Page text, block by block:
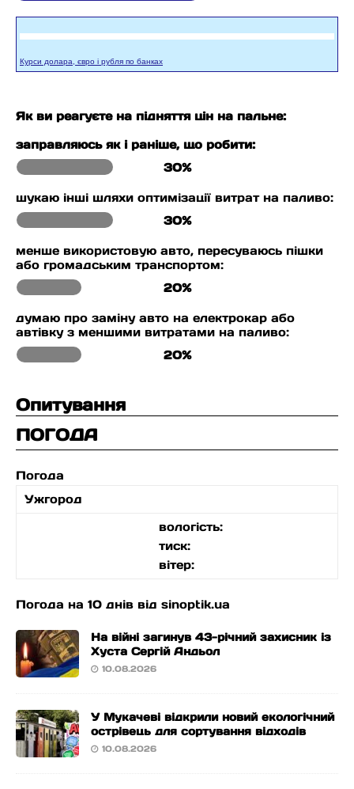
Курси долара, євро і рубля по банках
Як ви реагуєте на підняття цін на пальне:
заправляюсь як і раніше, що робити:
30%
шукаю інші шляхи оптимізації витрат на паливо:
30%
менше використовую авто, пересуваюсь пішки
або громадським транспортом:
20%
думаю про заміну авто на електрокар або
автівку з меншими витратами на паливо:
20%
Опитування
ПОГОДА
Погода
Ужгород
вологість:
тиск:
вітер:
Погода на 10 днів від sinoptik.ua
На війні загинув 43-річний захисник із
Хуста Сергій Андьол
10.08.2026
У Мукачеві відкрили новий екологічний
острівець для сортування відходів
10.08.2026